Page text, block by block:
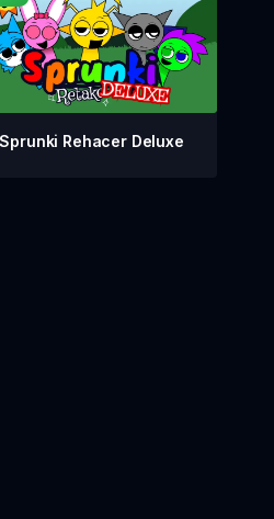
Sprunki Rehacer Deluxe